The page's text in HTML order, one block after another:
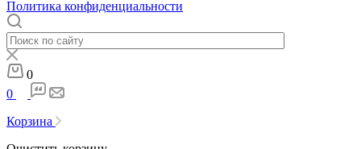
Политика конфиденциальности
0
0
Корзина